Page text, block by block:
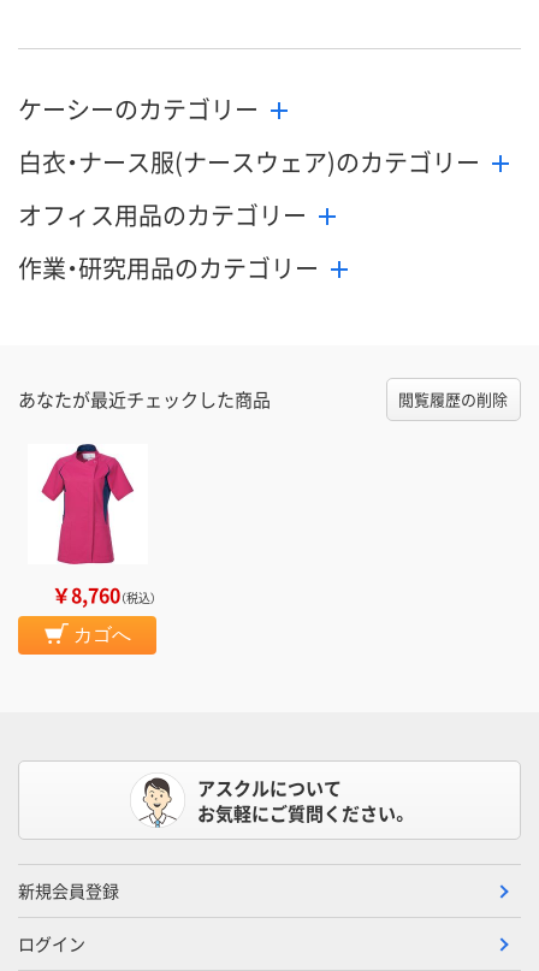
お届け日 8月25日（火）まで 8月25日（火）まで
数量
カゴへ
数量
カゴへ
販売停止中で
ケーシーのカテゴリー
白衣・ナース服(ナースウェア)のカテゴリー
オフィス用品のカテゴリー
作業・研究用品のカテゴリー
あなたが最近チェックした商品 閲覧履歴の削除
￥8,760（税込）
カゴへ
アスクルについて
お気軽にご質問ください。
新規会員登録
ログイン